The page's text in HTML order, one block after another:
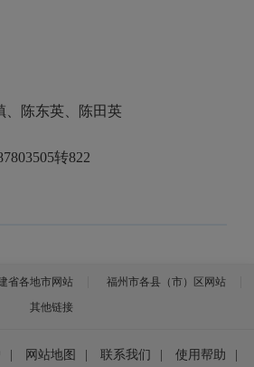
、陈东英、陈田英
转822
省各地市网站
福州市各县（市）区网站
其他链接
网站地图 联系我们 使用帮助